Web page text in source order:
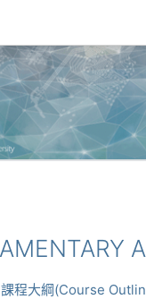
課程大綱(Course